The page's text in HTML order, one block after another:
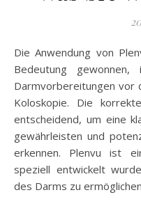
Die Anwendung von Plenvu hat in den letzten Jahren an
Bedeutung
Darmvorbereitungen vor
Koloskopie. Die
entscheidend, um eine
gewährleisten und
erkennen. Plenvu ist
speziell entwickelt
des Darms zu